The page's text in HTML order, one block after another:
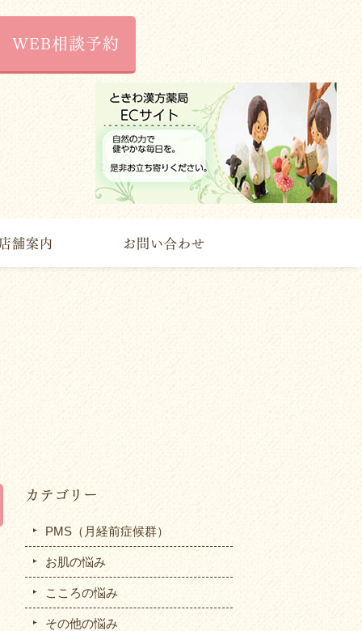
WEB相談予約
舗案内 お問い合わせ
カテゴリー
PMS（月経前症候群）
お肌の悩み
こころの悩み
その他の悩み